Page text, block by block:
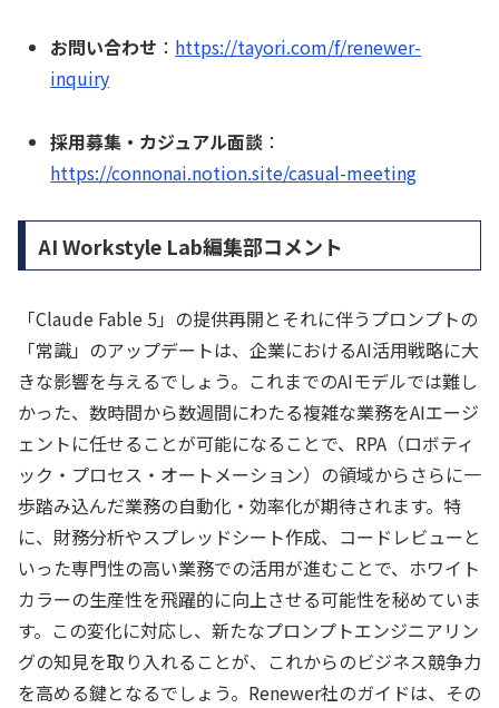
お問い合わせ ： https://tayori.com/f/renewer-
inquiry
採用募集・カジュアル面談 ：
https://connonai.notion.site/casual-meeting
AI Workstyle Lab編集部コメント
「Claude Fable 5」の提供再開とそれに伴うプロンプトの
「常識」のアップデートは、企業におけるAI活用戦略に大
きな影響を与えるでしょう。これまでのAIモデルでは難し
かった、数時間から数週間にわたる複雑な業務をAIエージ
ェントに任せることが可能になることで、RPA（ロボティ
ック・プロセス・オートメーション）の領域からさらに一
歩踏み込んだ業務の自動化・効率化が期待されます。特
に、財務分析やスプレッドシート作成、コードレビューと
いった専門性の高い業務での活用が進むことで、ホワイト
カラーの生産性を飛躍的に向上させる可能性を秘めていま
す。この変化に対応し、新たなプロンプトエンジニアリン
グの知見を取り入れることが、これからのビジネス競争力
を高める鍵となるでしょう。Renewer社のガイドは、その